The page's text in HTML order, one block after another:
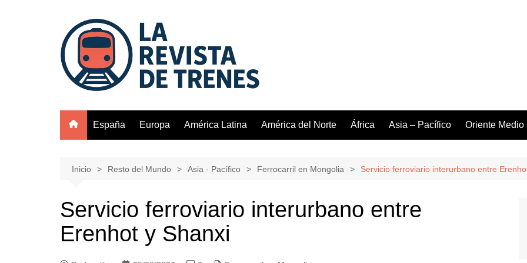
España Europa América Latina América del Norte África Asia – Pacífico Oriente Medio
Inicio Resto del Mundo Asia - Pacífico Ferrocarril en Mongolia Servicio ferroviario interurbano entre
Servicio ferroviario interurbano entre
Erenhot y Shanxi